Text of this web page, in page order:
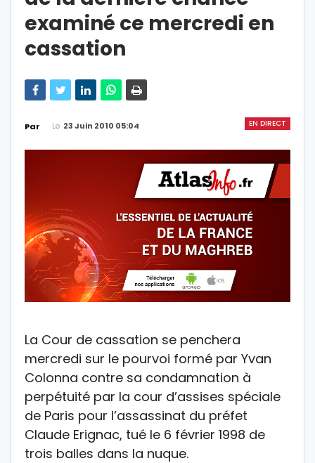
examiné ce mercredi en
cassation
EN DIRECT
Par Le 23 Juin 2010 05:04
La Cour de cassation se penchera
mercredi sur le pourvoi formé par Yvan
Colonna contre sa condamnation à
perpétuité par la cour d’assises spéciale
de Paris pour l’assassinat du préfet
Claude Erignac, tué le 6 février 1998 de
trois balles dans la nuque.